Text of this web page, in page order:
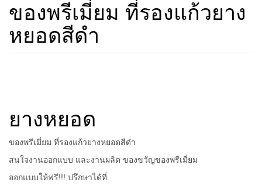
ของพรีเมี่ยม ที่รองแก้วยาง
หยอดสีดำ
ยางหยอด
ของพรีเมี่ยม ที่รองแก้วยางหยอดสีดำ
สนใจงานออกแบบ และงานผลิต ของขวัญของพรีเมี่ยม
ออกแบบให้ฟรี!!! ปรึกษาได้ที่